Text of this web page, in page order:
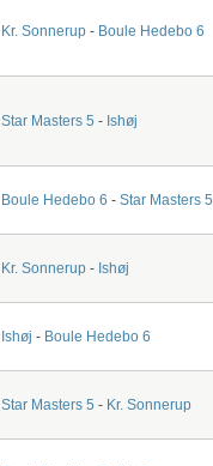
Kr. Sonnerup - Boule Hedebo 6
Star Masters 5 - Ishøj
Boule Hedebo 6 - Star Masters 5
Kr. Sonnerup - Ishøj
Ishøj - Boule Hedebo 6
Star Masters 5 - Kr. Sonnerup